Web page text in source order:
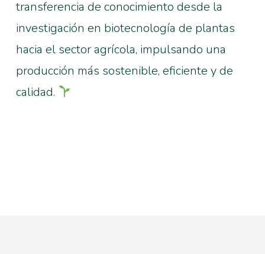
transferencia de conocimiento desde la
investigación en biotecnología de plantas
hacia el sector agrícola, impulsando una
producción más sostenible, eficiente y de
calidad.